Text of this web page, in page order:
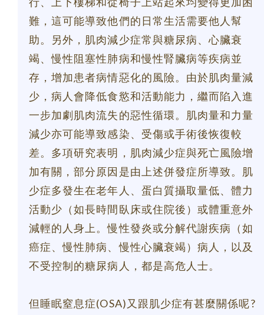
難，這可能導致他們的日常生活需要他人幫
助。另外，肌肉減少症常與糖尿病、心臟衰
竭、慢性阻塞性肺病和慢性腎臟病等疾病並
存，增加患者病情惡化的風險。由於肌肉量減
少，病人會降低食慾和活動能力，繼而陷入進
一步加劇肌肉流失的惡性循環。肌肉量和力量
減少亦可能導致感染、受傷或手術後恢復較
差。多項研究表明，肌肉減少症與死亡風險增
加有關，部分原因是由上述併發症所導致。肌
少症多發生在老年人、蛋白質攝取量低、體力
活動少（如長時間臥床或住院後）或體重意外
減輕的人身上。慢性發炎或分解代謝疾病（如
癌症、慢性肺病、慢性心臟衰竭）病人，以及
不受控制的糖尿病人，都是高危人士。
但睡眠窒息症(OSA)又跟肌少症有甚麼關係呢?